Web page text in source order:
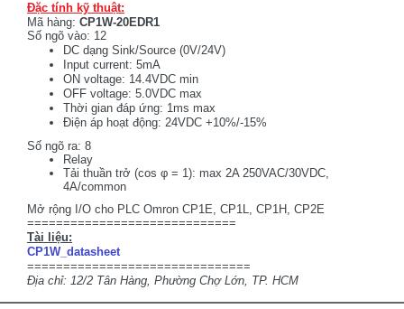
Đặc tính kỹ thuật:
Mã hàng: CP1W-20EDR1
Số ngõ vào: 12
DC dạng Sink/Source (0V/24V)
Input current: 5mA
ON voltage: 14.4VDC min
OFF voltage: 5.0VDC max
Thời gian đáp ứng: 1ms max
Điện áp hoạt động: 24VDC +10%/-15%
Số ngõ ra: 8
Relay
Tải thuần trở (cos φ = 1): max 2A 250VAC/30VDC,
4A/common
Mở rộng I/O cho PLC Omron CP1E, CP1L, CP1H, CP2E
=============================
Tài liệu:
CP1W_datasheet
===============================
Địa chỉ: 12/2 Tân Hàng, Phường Chợ Lớn, TP. HCM